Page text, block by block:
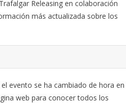
Releasing en colaboración
más actualizada sobre los
evento se ha cambiado de hora en
web para conocer todos los